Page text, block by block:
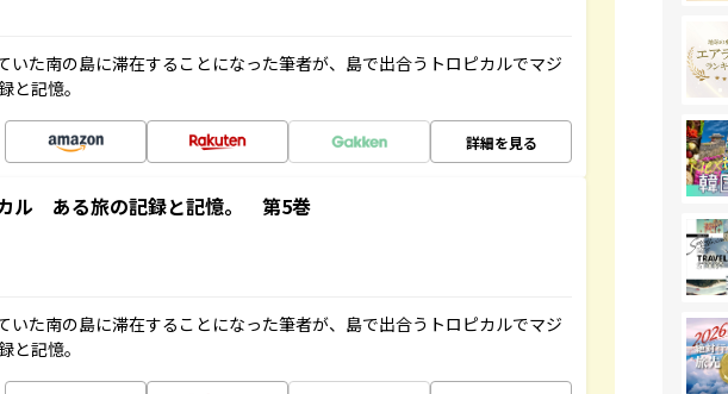
いた南の島に滞在することになった筆者が、島で出合うトロピカルでマジ
と記憶。
詳細を見る
ル ある旅の記録と記憶。 第5巻
いた南の島に滞在することになった筆者が、島で出合うトロピカルでマジ
と記憶。